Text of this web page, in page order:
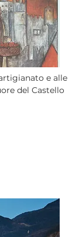
e alle
del Castello